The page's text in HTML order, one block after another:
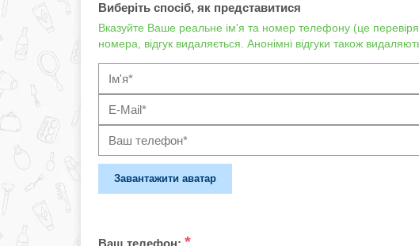
Виберіть спосіб, як представитися
Вказуйте Ваше реальне ім'я та номер телефону (це
номера, відгук видаляється. Анонімні відгуки також
Завантажити аватар
Ваш телефон: *